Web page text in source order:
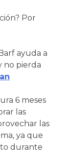
Por
ayuda a
no pierda
6 meses
las
las
ya que
durante